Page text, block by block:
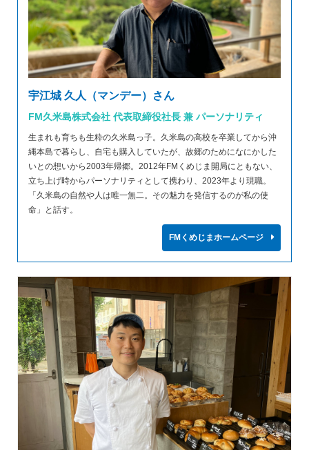
宇江城 久人（マンデー）さん
FM久米島株式会社 代表取締役社長 兼 パーソナリティ
生まれも育ちも生粋の久米島っ子。久米島の高校を卒業してから沖
縄本島で暮らし、自宅も購入していたが、故郷のためになにかした
いとの想いから2003年帰郷。2012年FMくめじま開局にともない、
立ち上げ時からパーソナリティとして携わり、2023年より現職。
「久米島の自然や人は唯一無二。その魅力を発信するのが私の使
命」と話す。
FMくめじまホームページ